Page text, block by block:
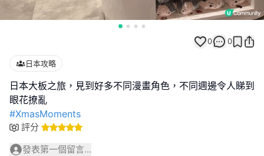
0 0
日本攻略
日本大板之旅，見到好多不同漫畫角色，不同週邊令人睇到
#XmasMoments
評分
發表第一個留言...